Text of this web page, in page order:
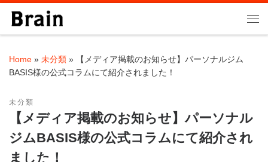
Skip to content
Home » 未分類 »
【メディア掲載のお知らせ】パーソナルジム
BASIS様の公式コラムにて紹介されました！
未分類
【メディア掲載のお知らせ】パーソナル
ジムBASIS様の公式コラムにて紹介され
ました！